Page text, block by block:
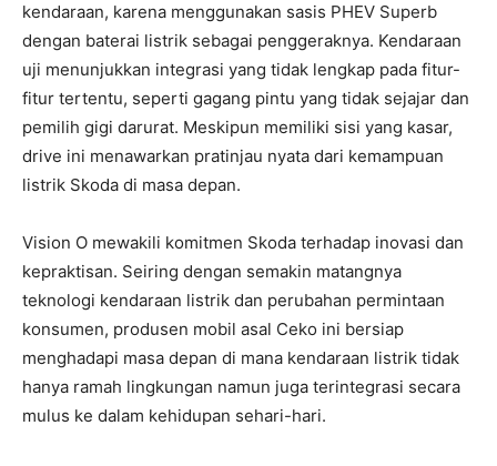
kendaraan, karena menggunakan sasis PHEV Superb
dengan baterai listrik sebagai penggeraknya. Kendaraan
uji menunjukkan integrasi yang tidak lengkap pada fitur-
fitur tertentu, seperti gagang pintu yang tidak sejajar dan
pemilih gigi darurat. Meskipun memiliki sisi yang kasar,
drive ini menawarkan pratinjau nyata dari kemampuan
listrik Skoda di masa depan.
Vision O mewakili komitmen Skoda terhadap inovasi dan
kepraktisan. Seiring dengan semakin matangnya
teknologi kendaraan listrik dan perubahan permintaan
konsumen, produsen mobil asal Ceko ini bersiap
menghadapi masa depan di mana kendaraan listrik tidak
hanya ramah lingkungan namun juga terintegrasi secara
mulus ke dalam kehidupan sehari-hari.